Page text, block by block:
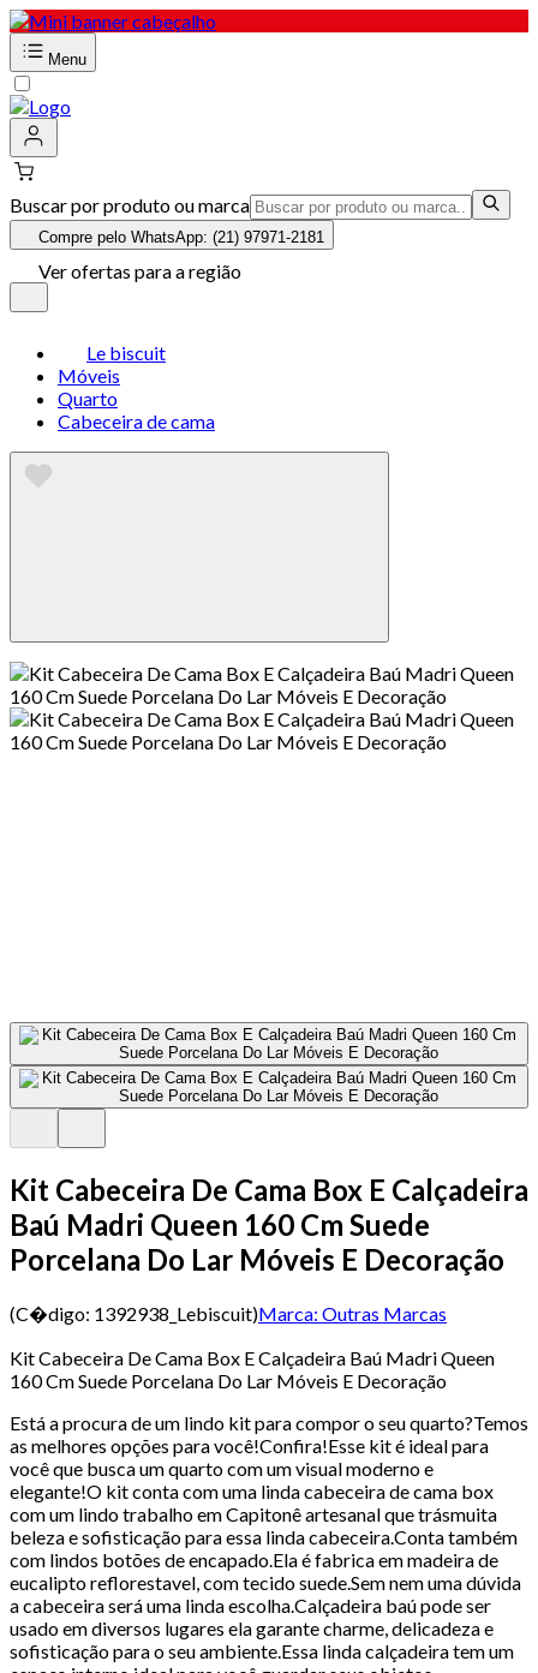
Menu
Buscar por produto ou marca
Compre pelo WhatsApp: (21) 97971-2181
Ver ofertas para a região
Le biscuit
Móveis
Quarto
Cabeceira de cama
Kit Cabeceira De Cama Box E Calçadeira
Baú Madri Queen 160 Cm Suede
Porcelana Do Lar Móveis E Decoração
(C�digo: 1392938_Lebiscuit)Marca: Outras Marcas
Kit Cabeceira De Cama Box E Calçadeira Baú Madri Queen
160 Cm Suede Porcelana Do Lar Móveis E Decoração
Está a procura de um lindo kit para compor o seu quarto?Temos
as melhores opções para você!Confira!Esse kit é ideal para
você que busca um quarto com um visual moderno e
elegante!O kit conta com uma linda cabeceira de cama box
com um lindo trabalho em Capitonê artesanal que trásmuita
beleza e sofisticação para essa linda cabeceira.Conta também
com lindos botões de encapado.Ela é fabrica em madeira de
eucalipto reflorestavel, com tecido suede.Sem nem uma dúvida
a cabeceira será uma linda escolha.Calçadeira baú pode ser
usado em diversos lugares ela garante charme, delicadeza e
sofisticação para o seu ambiente.Essa linda calçadeira tem um